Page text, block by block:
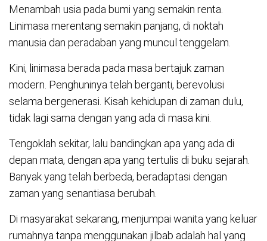
Menambah usia pada bumi yang semakin renta.
Linimasa merentang semakin panjang, di noktah
manusia dan peradaban yang muncul tenggelam.
Kini, linimasa berada pada masa bertajuk zaman
modern. Penghuninya telah berganti, berevolusi
selama bergenerasi. Kisah kehidupan di zaman dulu,
tidak lagi sama dengan yang ada di masa kini.
Tengoklah sekitar, lalu bandingkan apa yang ada di
depan mata, dengan apa yang tertulis di buku sejarah.
Banyak yang telah berbeda, beradaptasi dengan
zaman yang senantiasa berubah.
Di masyarakat sekarang, menjumpai wanita yang keluar
rumahnya tanpa menggunakan jilbab adalah hal yang